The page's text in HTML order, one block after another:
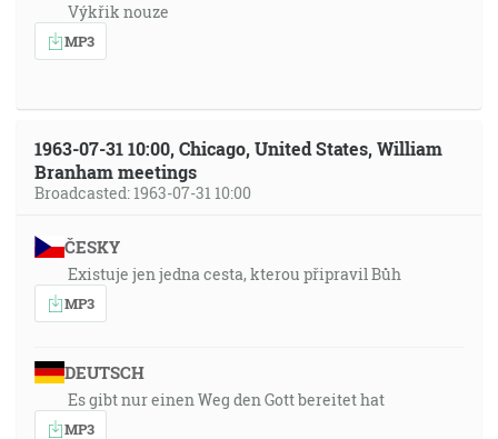
Výkřik nouze
MP3
1963-07-31 10:00, Chicago, United States, William
Branham meetings
Broadcasted: 1963-07-31 10:00
ČESKY
Existuje jen jedna cesta, kterou připravil Bůh
MP3
DEUTSCH
Es gibt nur einen Weg den Gott bereitet hat
MP3